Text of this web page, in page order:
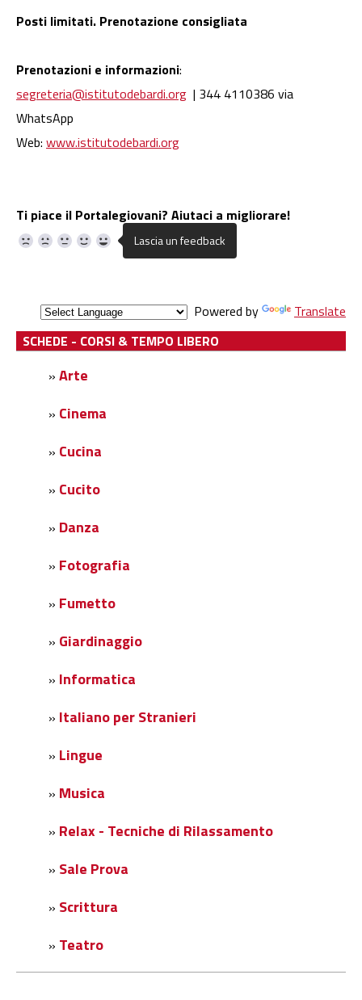
Posti limitati. Prenotazione consigliata
Prenotazioni e informazioni:
segreteria@istitutodebardi.org | 344 4110386 via
WhatsApp
Web: www.istitutodebardi.org
Ti piace il Portalegiovani? Aiutaci a migliorare!
Powered by
Translate
SCHEDE - CORSI & TEMPO LIBERO
» Arte
» Cinema
» Cucina
» Cucito
» Danza
» Fotografia
» Fumetto
» Giardinaggio
» Informatica
» Italiano per Stranieri
» Lingue
» Musica
» Relax - Tecniche di Rilassamento
» Sale Prova
» Scrittura
» Teatro